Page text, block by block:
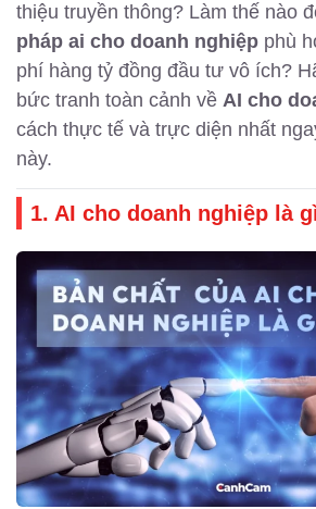
thiệu truyền thông? Làm thế nào
pháp ai cho doanh nghiệp phù
phí hàng tỷ đồng đầu tư vô ích?
bức tranh toàn cảnh về AI cho
cách thực tế và trực diện nhất
này.
1. AI cho doanh nghiệp là